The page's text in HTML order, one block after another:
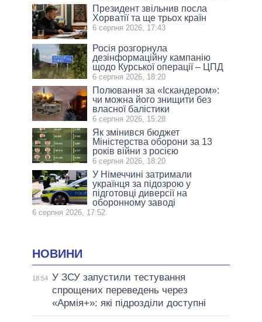
Президент звільнив посла
Хорватії та ще трьох країн
6 серпня 2026, 17:43
Росія розгорнула
дезінформаційну кампанію
щодо Курської операції – ЦПД
6 серпня 2026, 18:20
Полювання за «Іскандером»:
чи можна його знищити без
власної балістики
6 серпня 2026, 15:28
Як змінився бюджет
Міністерства оборони за 13
років війни з росією
6 серпня 2026, 18:20
У Німеччині затримали
українця за підозрою у
підготовці диверсії на
оборонному заводі
6 серпня 2026, 17:52
НОВИНИ
18:54 У ЗСУ запустили тестування
спрощених переведень через
«Армія+»: які підрозділи доступні